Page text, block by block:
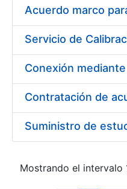
Mostrando el intervalo